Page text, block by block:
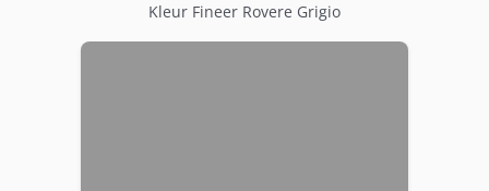
Kleur Fineer Rovere Grigio